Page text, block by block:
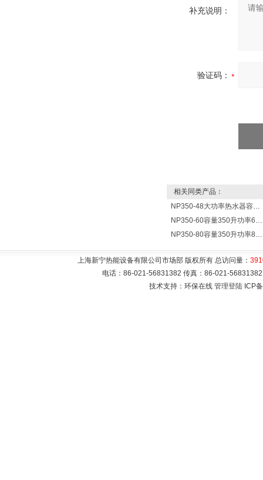
补充说明：
验证码：
相关同类产品：
NP350-48大功率热水器容量350L功率48000w热水炉 热水锅炉
NP350-60容量350升功率60000瓦大型电热水器 热水锅炉
NP350-80容量350升功率80000瓦电热水器 热水锅炉
上海新宁热能设备有限公司市场部 版权所有 总访问量：
电话：86-021-56831382 传真：86-021-
技术支持：环保在线 管理登陆 ICP